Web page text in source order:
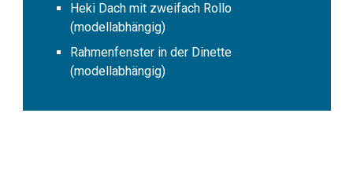
Heki Dach mit zweifach Rollo
(modellabhängig)
Rahmenfenster in der Dinette
(modellabhängig)